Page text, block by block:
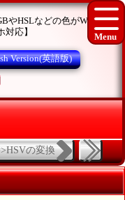
やHSLなどの色がWEBで
応】
Version(英語版)
の変換